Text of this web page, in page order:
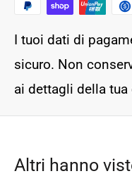
I tuoi dati di
sicuro. Non
ai dettagli della
Altri hanno